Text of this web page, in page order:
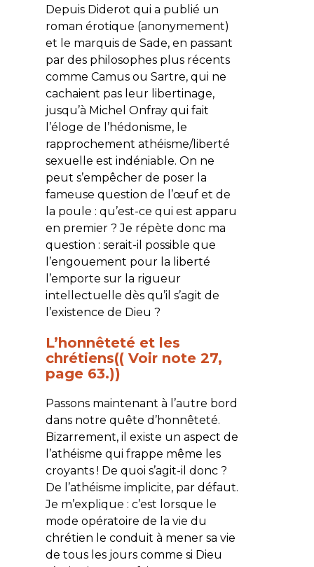
Depuis Diderot qui a publié un
roman érotique (anonymement)
et le marquis de Sade, en passant
par des philosophes plus récents
comme Camus ou Sartre, qui ne
cachaient pas leur libertinage,
jusqu’à Michel Onfray qui fait
l’éloge de l’hédonisme, le
rapprochement athéisme/liberté
sexuelle est indéniable. On ne
peut s’empêcher de poser la
fameuse question de l’œuf et de
la poule : qu’est-ce qui est apparu
en premier ? Je répète donc ma
question : serait-il possible que
l’engouement pour la liberté
l’emporte sur la rigueur
intellectuelle dès qu’il s’agit de
l’existence de Dieu ?
L’honnêteté et les
chrétiens(( Voir note 27,
page 63.))
Passons maintenant à l’autre bord
dans notre quête d’honnêteté.
Bizarrement, il existe un aspect de
l’athéisme qui frappe même les
croyants ! De quoi s’agit-il donc ?
De l’athéisme implicite, par défaut.
Je m’explique : c’est lorsque le
mode opératoire de la vie du
chrétien le conduit à mener sa vie
de tous les jours comme si Dieu